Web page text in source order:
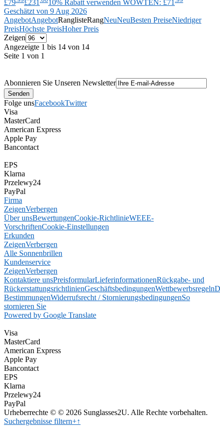
£79
£231 10% Rabatt verwenden WOWTEN: £71
Geschätzt von 9 Aug 2026
AngebotAngebotRanglisteRangNeuNeuBesten PreiseNiedriger
PreisHöchste PreisHoher Preis
Zeigen
Angezeigte 1 bis 14 von 14
Seite 1 von 1
Abonnieren Sie Unseren Newsletter
Folge unsFacebookTwitter
Visa
MasterCard
American Express
Apple Pay
Bancontact
EPS
Klarna
Przelewy24
PayPal
Firma
ZeigenVerbergen
Über unsBewertungenCookie-RichtlinieWEEE-
VorschriftenCookie-Einstellungen
Erkunden
ZeigenVerbergen
Alle Sonnenbrillen
Kundenservice
ZeigenVerbergen
Kontaktiere unsPreisformularLieferinformationenRückgabe- und
RückerstattungsrichtlinienGeschäftsbedingungenWettbewerbsregeln
BestimmungenWiderrufsrecht / StornierungsbedingungenSo
stornieren Sie
Powered by Google Translate
Visa
MasterCard
American Express
Apple Pay
Bancontact
EPS
Klarna
Przelewy24
PayPal
Urheberrechte © © 2026 Sunglasses2U. Alle Rechte vorbehalten.
Suchergebnisse filtern+↑